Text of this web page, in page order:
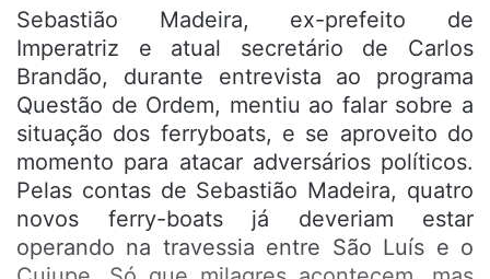
Sebastião Madeira, ex-prefeito de
Imperatriz e atual secretário de Carlos
Brandão, durante entrevista ao programa
Questão de Ordem, mentiu ao falar sobre a
situação dos ferryboats, e se aproveito do
momento para atacar adversários políticos.
Pelas contas de Sebastião Madeira, quatro
novos ferry-boats já deveriam estar
operando na travessia entre São Luís e o